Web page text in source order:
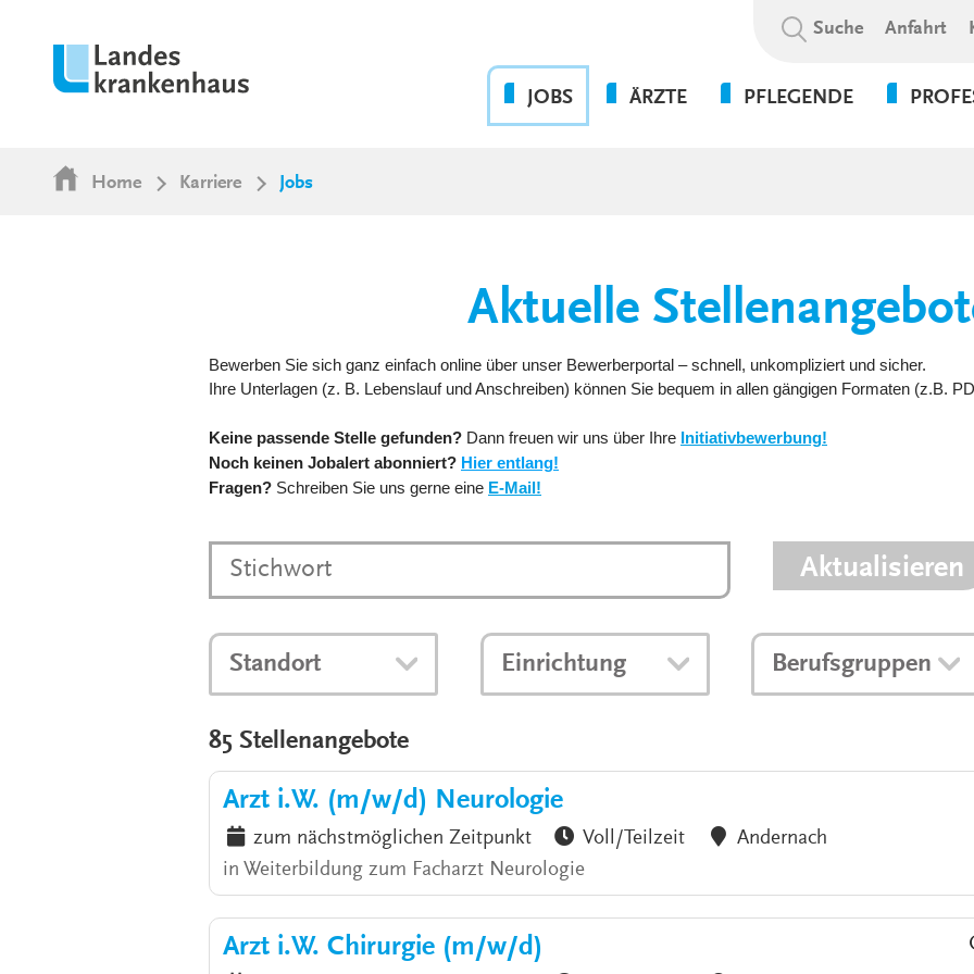
Suchbegriff:
Suche Anfahrt
JOBS
PRAKTIKUM
WEITERBILDUNG &
KULTUR & WERTE
VERANSTALTUNGEN
ÄRZTE
GESUNDHEITSEINRICHTUNGEN
PFLEGENDE
4-TAGE-WOCHE
FORT- UND WEITERBILDUNG
VERGÜTUNGEN &
ANSPRECHPARTNER DER
KLINIKEN UND
SERVICE
Home Karriere Jobs
Aktuelle
Bewerben Sie sich ganz einfach online über unser Bewerberportal – schnell, unkompliziert und sicher.
Ihre Unterlagen (z. B. Lebenslauf und Anschreiben) können Sie bequem in allen gängigen Formaten (z.B.
Keine passende Stelle gefunden? Dann freuen wir uns über Ihre Initiativbewerbung!
Noch keinen Jobalert abonniert? Hier entlang!
Fragen? Schreiben Sie uns gerne eine E-Mail!
Aktualisieren
Standort Einrichtung Berufsgruppen
85 Stellenangebote
Arzt i.W. (m/w/d) Neurologie
zum nächstmöglichen Zeitpunkt Voll/Teilzeit
Andernach
in Weiterbildung zum Facharzt Neurologie
Arzt i.W. Chirurgie (m/w/d)